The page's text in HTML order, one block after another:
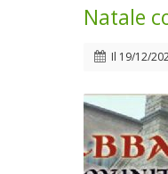
Natale
Il 19/12/